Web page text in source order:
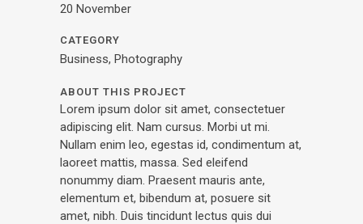
20 November
CATEGORY
Business, Photography
ABOUT THIS PROJECT
Lorem ipsum dolor sit amet, consectetuer
adipiscing elit. Nam cursus. Morbi ut mi.
Nullam enim leo, egestas id, condimentum at,
laoreet mattis, massa. Sed eleifend
nonummy diam. Praesent mauris ante,
elementum et, bibendum at, posuere sit
amet, nibh. Duis tincidunt lectus quis dui